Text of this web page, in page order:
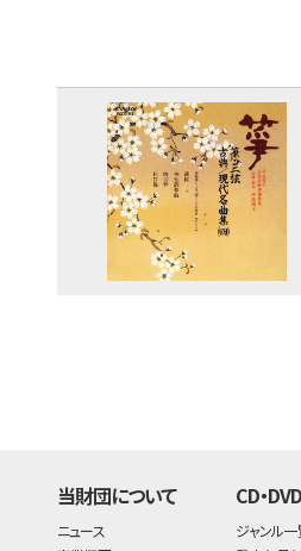
当財団について
ニュース
CD・
ジャンル